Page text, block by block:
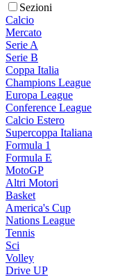
Sezioni
Calcio
Mercato
Serie A
Serie B
Coppa Italia
Champions League
Europa League
Conference League
Calcio Estero
Supercoppa Italiana
Formula 1
Formula E
MotoGP
Altri Motori
Basket
America's Cup
Nations League
Tennis
Sci
Volley
Drive UP